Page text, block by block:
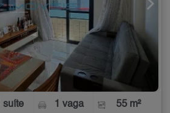
suíte 1 vaga 55 m²